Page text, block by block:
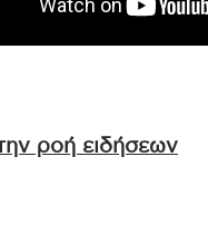
ροή ειδήσεων